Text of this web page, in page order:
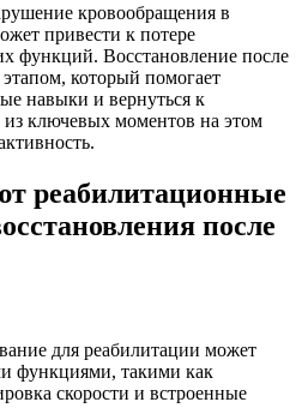
кровообращения в
привести к потере
функций. Восстановление после
который помогает
навыки и вернуться к
ключевых моментов на этом
реабилитационные
после
для реабилитации может
функциями, такими как
скорости и встроенные